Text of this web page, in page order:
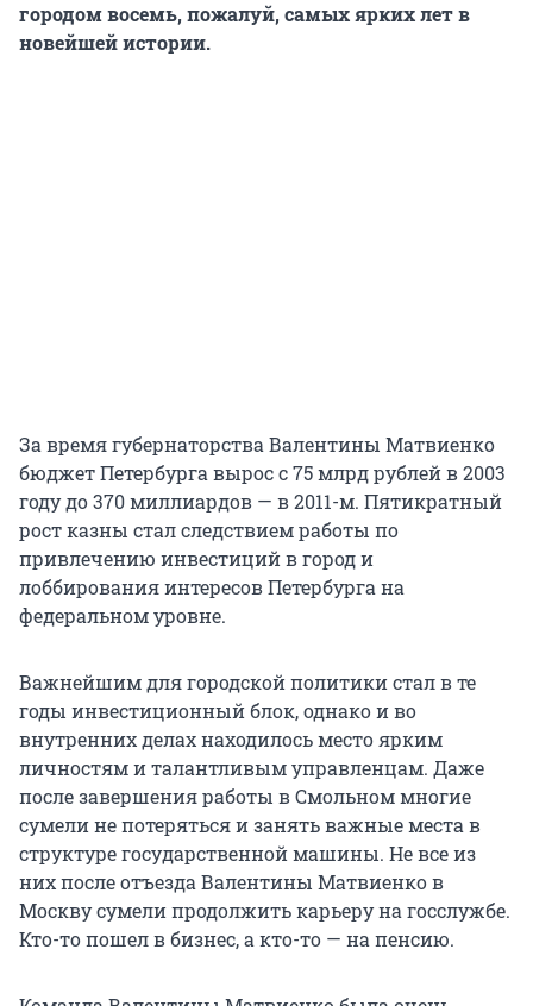
городом восемь, пожалуй, самых ярких лет в
новейшей истории.
За время губернаторства Валентины Матвиенко
бюджет Петербурга вырос с 75 млрд рублей в 2003
году до 370 миллиардов — в 2011-м. Пятикратный
рост казны стал следствием работы по
привлечению инвестиций в город и
лоббирования интересов Петербурга на
федеральном уровне.
Важнейшим для городской политики стал в те
годы инвестиционный блок, однако и во
внутренних делах находилось место ярким
личностям и талантливым управленцам. Даже
после завершения работы в Смольном многие
сумели не потеряться и занять важные места в
структуре государственной машины. Не все из
них после отъезда Валентины Матвиенко в
Москву сумели продолжить карьеру на госслужбе.
Кто-то пошел в бизнес, а кто-то — на пенсию.